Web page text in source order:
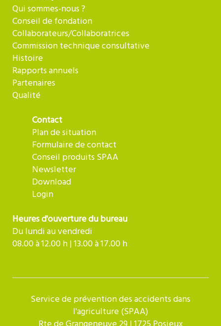
Qui sommes-nous ?
Conseil de fondation
Collaborateurs/Collaboratrices
Commission technique consultative
Histoire
Rapports annuels
Partenaires
Qualité
Contact
Plan de situation
Formulaire de contact
Conseil produits SPAA
Newsletter
Download
Login
Heures d'ouverture du bureau
Du lundi au vendredi
08.00 à 12.00 h | 13.00 à 17.00 h
Service de prévention des accidents dans
l'agriculture (SPAA)